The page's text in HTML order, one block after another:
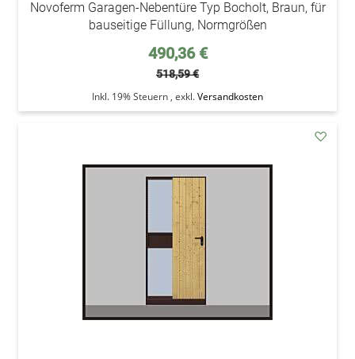
Novoferm Garagen-Nebentüre Typ Bocholt, Braun, für
bauseitige Füllung, Normgrößen
Sonderpreis
490,36 €
518,59 €
Inkl. 19% Steuern , exkl.Versandkosten